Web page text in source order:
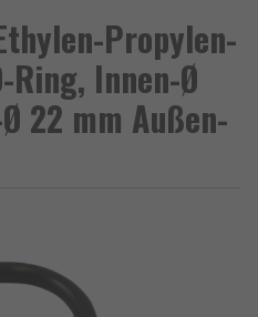
Propylen-
Ring, Innen-Ø
22 mm Außen-